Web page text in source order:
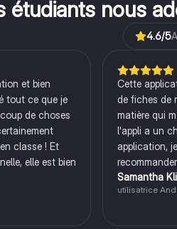
étudiants nous
4.6/5
et bien
tout ce que je
de choses
classe ! Et
elle est bien
Cette
de fiches de
matière qui
l'appli a un
application,
Samantha
utilisatrice